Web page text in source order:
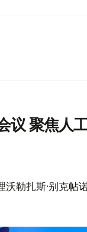
议 聚焦人
沃勒扎斯·别克帖